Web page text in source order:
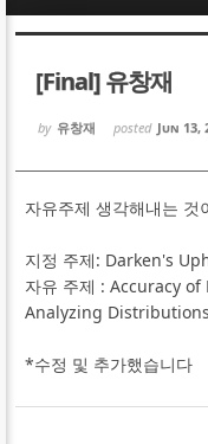
[Final] 유창재
by 유창재 posted Jun 13,
자유주제 생각해내는 것
지정 주제: Darken's
자유 주제 : Accuracy
Analyzing Distributions
*수정 및 추가했습니다